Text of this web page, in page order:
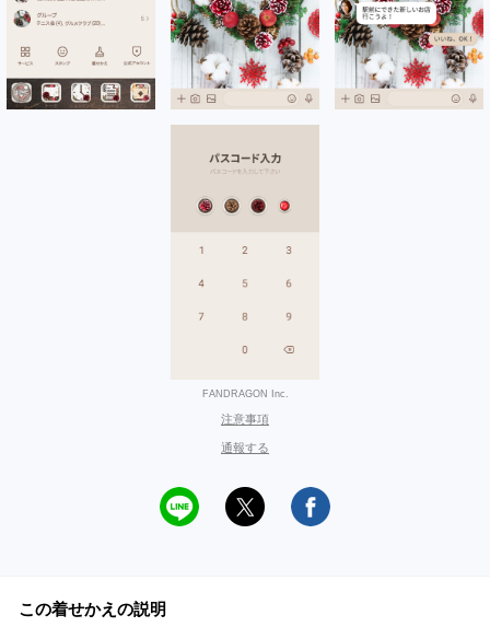
FANDRAGON Inc.
注意事項
通報する
この着せかえの説明